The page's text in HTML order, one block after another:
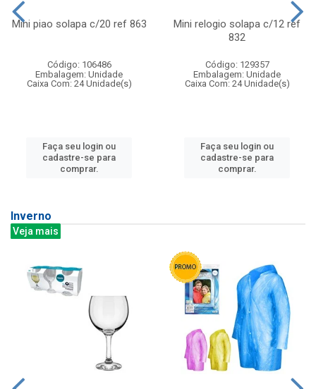
Mini piao solapa c/20 ref 863
Código: 106486
Embalagem: Unidade
Caixa Com: 24 Unidade(s)
Faça seu login ou
cadastre-se para
comprar.
Mini relogio solapa c/12 ref
832
Código: 129357
Embalagem: Unidade
Caixa Com: 24 Unidade(s)
Faça seu login ou
cadastre-se para
comprar.
Inverno
Veja mais